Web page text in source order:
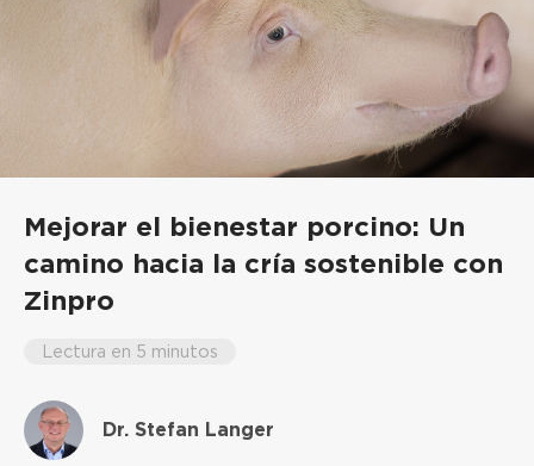
Mejorar el bienestar porcino: Un
camino hacia la cría sostenible con
Zinpro
Lectura en 5 minutos
Dr. Stefan Langer